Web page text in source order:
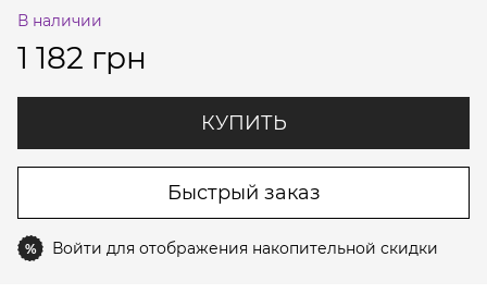
В наличии
1 182 грн
КУПИТЬ
Быстрый заказ
% Войти для отображения накопительной скидки